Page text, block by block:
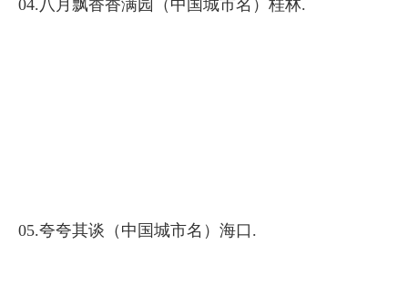
04.八月飘香香满园（中国城市名）桂林.
05.夸夸其谈（中国城市名）海口.